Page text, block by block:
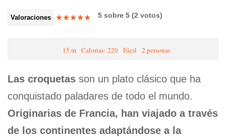
Valoraciones ★★★★★ 5 sobre 5 (2 votos)
15 m Calorias: 220 Fácil 2 personas
Las croquetas son un plato clásico que ha
conquistado paladares de todo el mundo.
Originarias de Francia, han viajado a través
de los continentes adaptándose a la